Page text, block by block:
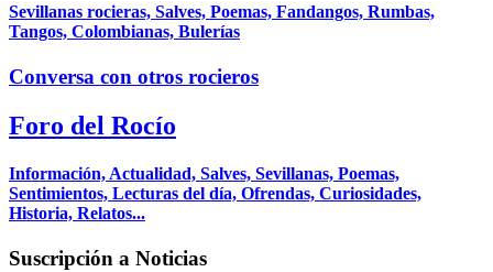
Sevillanas rocieras, Salves, Poemas, Fandangos, Rumbas,
Tangos, Colombianas, Bulerías
Conversa con otros rocieros
Foro del Rocío
Información, Actualidad, Salves, Sevillanas, Poemas,
Sentimientos, Lecturas del día, Ofrendas, Curiosidades,
Historia, Relatos...
Suscripción a Noticias